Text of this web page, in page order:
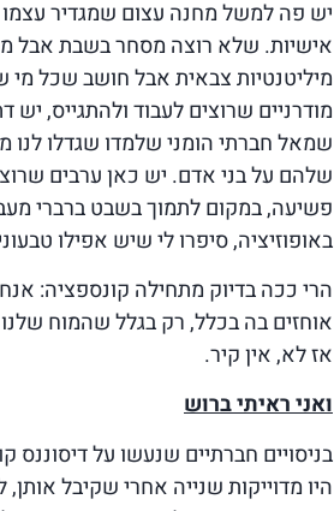
יש פה למשל מחנה עצום שמגדיר עצמו
אישיות. שלא רוצה מסחר בשבת אבל
מיליטנטיות צבאית אבל חושב שכל
מודרניים שרוצים לעבוד ולהתגייס,
שמאל חברתי הומני שלמדו שגדלו לנו
שלהם על בני אדם. יש כאן ערבים
פשיעה, במקום לתמוך בשבט ברברי
באופוזיציה, סיפרו לי שיש אפילו
הרי ככה בדיוק מתחילה קונספציה:
אוחזים בה בכלל, רק בגלל שהמוח
אז לא, אין קיר.
ואני ראיתי ברוש
בניסויים חברתיים שנעשו על
היו מדוייקות שנייה אחרי שקיבל